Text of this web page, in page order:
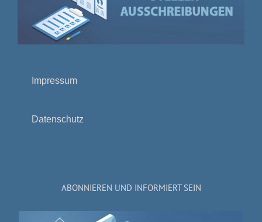
Impressum
Datenschutz
ABONNIEREN UND INFORMIERT SEIN